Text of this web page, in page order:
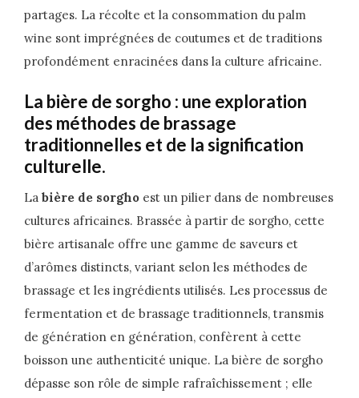
partages. La récolte et la consommation du palm
wine sont imprégnées de coutumes et de traditions
profondément enracinées dans la culture africaine.
La bière de sorgho : une exploration
des méthodes de brassage
traditionnelles et de la signification
culturelle.
La bière de sorgho est un pilier dans de nombreuses
cultures africaines. Brassée à partir de sorgho, cette
bière artisanale offre une gamme de saveurs et
d’arômes distincts, variant selon les méthodes de
brassage et les ingrédients utilisés. Les processus de
fermentation et de brassage traditionnels, transmis
de génération en génération, confèrent à cette
boisson une authenticité unique. La bière de sorgho
dépasse son rôle de simple rafraîchissement ; elle